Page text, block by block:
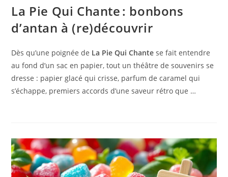
La Pie Qui Chante : bonbons
d’antan à (re)découvrir
Dès qu’une poignée de La Pie Qui Chante se fait entendre
au fond d’un sac en papier, tout un théâtre de souvenirs se
dresse : papier glacé qui crisse, parfum de caramel qui
s’échappe, premiers accords d’une saveur rétro que …